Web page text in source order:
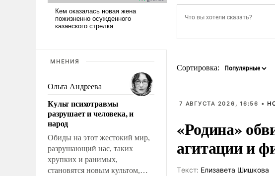
МНЕНИЯ
Ольга Андреева
Культ психотравмы
разрушает и человека, и
народ
Обиды на этот жестокий мир,
разрушающий нас, таких
хрупких и ранимых,
становятся новым культом,
Сортировка:
7 АВГУСТА 2026, 16:56 •
«Родина»
агитации и
Tекст: Елизавета Шишкова